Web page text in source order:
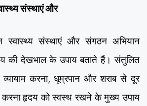
संस्थाएं और
स्वास्थ्य संस्थाएं और संगठन अभियान
की देखभाल के उपाय बताते हैं। संतुलित
करना, धूम्रपान और शराब से दूर
करना हृदय को स्वस्थ रखने के मुख्य उपाय